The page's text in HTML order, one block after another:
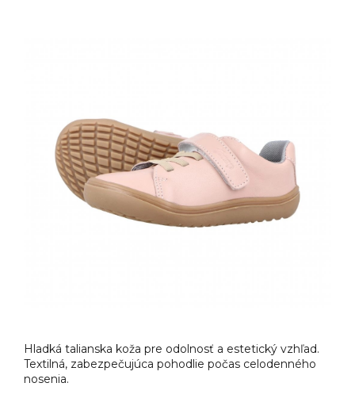
Hladká talianska koža pre odolnosť a estetický vzhľad.
Textilná, zabezpečujúca pohodlie počas celodenného
nosenia.